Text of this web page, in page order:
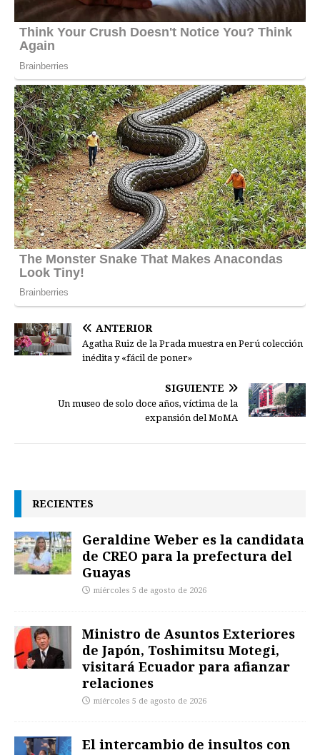
ANTERIOR
Agatha Ruiz de la Prada muestra en Perú colección
inédita y «fácil de poner»
SIGUIENTE
Un museo de solo doce años, víctima de la
expansión del MoMA
RECIENTES
Geraldine Weber es la candidata
de CREO para la prefectura del
Guayas
miércoles 5 de agosto de 2026
Ministro de Asuntos Exteriores
de Japón, Toshimitsu Motegi,
visitará Ecuador para afianzar
relaciones
miércoles 5 de agosto de 2026
El intercambio de insultos con